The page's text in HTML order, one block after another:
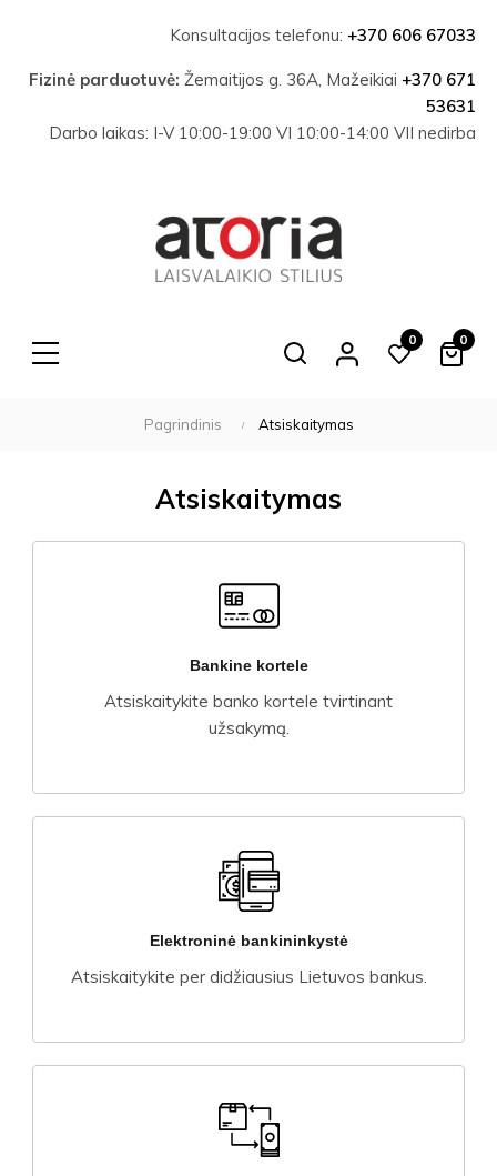
Konsultacijos telefonu: +370 606 67033
Fizinė parduotuvė: Žemaitijos g. 36A, Mažeikiai +370 671
53631
Darbo laikas: I-V 10:00-19:00 VI 10:00-14:00 VII nedirba
Search
0 0
Pagrindinis Atsiskaitymas
Atsiskaitymas
Bankine kortele
Atsiskaitykite banko kortele tvirtinant
užsakymą.
Elektroninė bankininkystė
Atsiskaitykite per didžiausius Lietuvos bankus.